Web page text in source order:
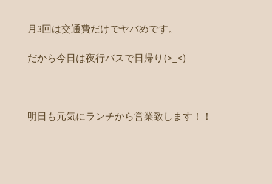
月3回は交通費だけでヤバめです。
だから今日は夜行バスで日帰り(>_<)
明日も元気にランチから営業致します！！